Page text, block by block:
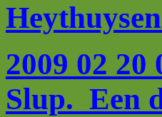
2009 02 20
Slup. Een